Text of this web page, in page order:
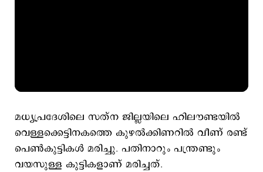
മധ്യപ്രദേശിലെ സത്‌ന ജില്ലയിലെ ഹിലൗണ്ടയില്‍
വെള്ളക്കെട്ടിനകത്തെ കുഴൽക്കിണറിൽ വീണ് രണ്ട്
പെൺകുട്ടികൾ മരിച്ചു. പതിനാറും പന്ത്രണ്ടും
വയസുള്ള കുട്ടികളാണ് മരിച്ചത്.